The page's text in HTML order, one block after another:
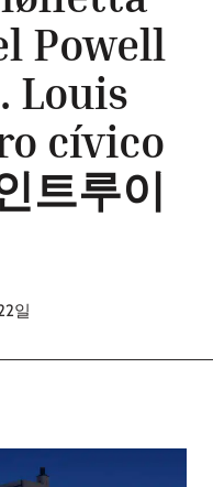
Powell
Louis
cívico
트루이
일